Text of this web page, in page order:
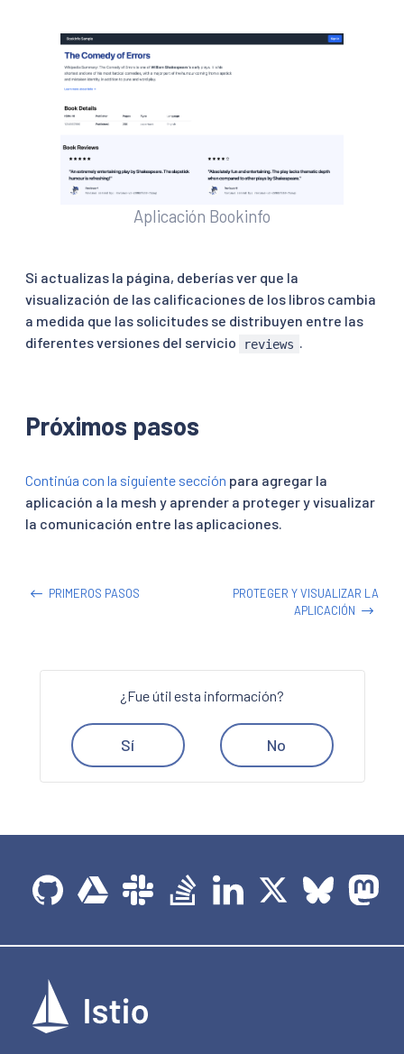
Aplicación Bookinfo
Si actualizas la página, deberías ver que la
visualización de las calificaciones de los libros cambia
a medida que las solicitudes se distribuyen entre las
diferentes versiones del servicio
reviews .
Próximos pasos
Continúa con la siguiente sección para agregar la
aplicación a la mesh y aprender a proteger y visualizar
la comunicación entre las aplicaciones.
PRIMEROS PASOS
PROTEGER Y VISUALIZAR LA
APLICACIÓN
¿Fue útil esta información?
Sí No